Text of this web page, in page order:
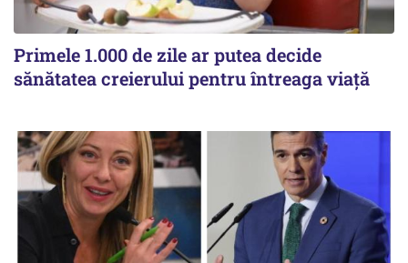
Primele 1.000 de zile ar putea decide
sănătatea creierului pentru întreaga viață